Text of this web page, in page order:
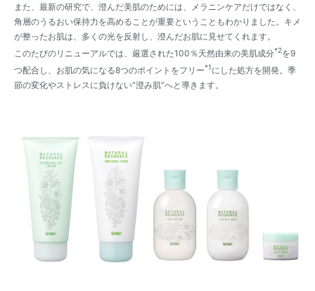
また、最新の研究で、澄んだ美肌のためには、メラニンケアだけではなく、
角層のうるおい保持力を高めることが重要ということもわかりました。キメ
が整ったお肌は、多くの光を反射し、澄んだお肌に見せてくれます。
このたびのリニューアルでは、厳選された100％天然由来の美肌成分*2を9
つ配合し、お肌の気になる8つのポイントをフリー*1にした処方を開発。季
節の変化やストレスに負けない“澄み肌”へと導きます。